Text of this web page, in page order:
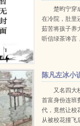
楚昀宁穿
在冷院，肚里
茹苦将孩子养
听信绿茶谗言
陈凡左冰小
推荐又名四大
首富身份连班
代，竟然让校
从被校花撞飞